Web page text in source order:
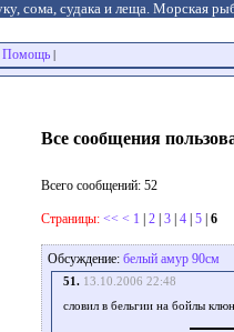
сома, судака и леща. Морская
Помощь
Все сообщения
Всего сообщений: 52
Страницы: << < 1 | 2 | 3 | 4 | 5 | 6
Обсуждение: белый амур 90см
51. 13.10.2006 22:48
словил в бельгии на бойлы